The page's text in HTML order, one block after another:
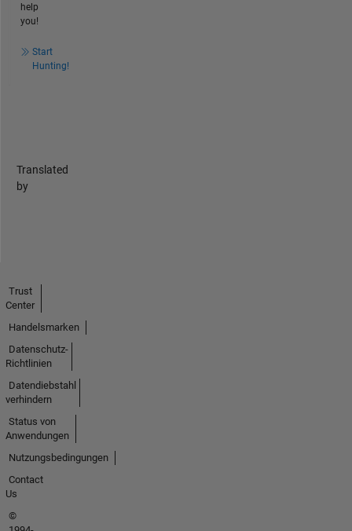
help
you!
Start
Hunting!
Translated
by
Trust
Center
Handelsmarken
Datenschutz-
Richtlinien
Datendiebstahl
verhindern
Status von
Anwendungen
Nutzungsbedingungen
Contact
Us
©